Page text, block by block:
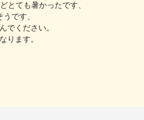
とても暑かったです、
です、
でください。
ります。